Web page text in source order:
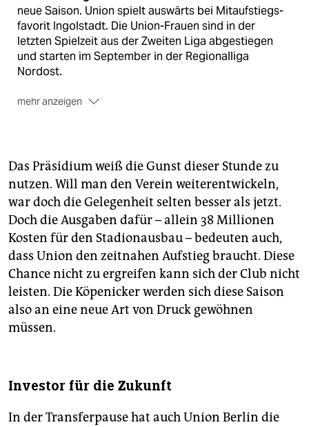
neue Saison. Union spielt auswärts bei Mitaufstiegs­
favorit Ingolstadt. Die Union-Frauen sind in der
letzten Spielzeit aus der Zweiten Liga abgestiegen
und starten im September in der Regionalliga
Nordost.
mehr anzeigen
beginnt in der Frauen-Bundesliga am 3. September zu
Hause gegen Jena.
DFB-Pokalder Männer ist vom 11. bis 14. August.
Union spielt auswärts in Saarbrücken, Hertha in
Rostock. Der BFC Dynamo darf als Berliner
Pokalsieger teilnehmen und tritt zu Hause gegen
Schalke an.(asc)
Das Präsidium weiß die Gunst dieser Stunde zu
nutzen. Will man den Verein weiterentwickeln,
war doch die Gelegenheit selten besser als jetzt.
Doch die Ausgaben dafür – allein 38 Millionen
Kosten für den Stadion­ausbau – bedeuten auch,
dass Union den zeitnahen Aufstieg braucht. Diese
Chance nicht zu ergreifen kann sich der Club nicht
leisten. Die Köpenicker werden sich diese Saison
also an eine neue Art von Druck gewöhnen
müssen.
Investor für die Zukunft
In der Transferpause hat auch Union Berlin die